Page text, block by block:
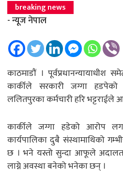
breaking news
- न्यूज नेपाल
काठमाडाैं । पूर्वप्रधानन्यायाधीश
कार्कीले सरकारी जग्गा
ललितपुरका कर्मचारी हरि
कार्कीले जग्गा हडेको आरोप
कार्यपालिका दुबै संस्थामाथिको
छ । भने यस्तो सुन्दा आफूले
लाग्ने अवस्था बनेको भनेका छन् ।